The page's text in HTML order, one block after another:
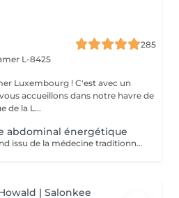
285
L-8425
! C'est avec un
accueillons dans notre havre de
de la L...
abdominal énergétique
Massage abdominal profond issu de la médecine traditionnelle chinoise aidant à libérer les tensions du ventre et à retrouver légèreté et équilibre.